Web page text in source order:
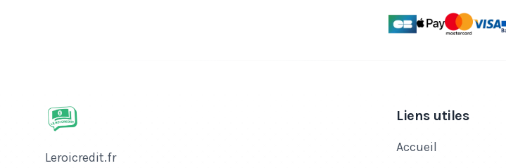
Nom de l'entreprise
Leroicredit.fr
Liens utiles
Accueil